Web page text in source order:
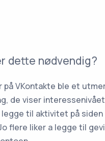
dette nødvendig?
på VKontakte ble et
de viser
legge til aktivitet på
flere liker a legge til